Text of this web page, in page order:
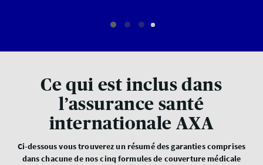
Ce qui est inclus dans
l’assurance santé
internationale AXA
Ci-dessous vous trouverez un résumé des garanties comprises
dans chacune de nos cinq formules de couverture médicale